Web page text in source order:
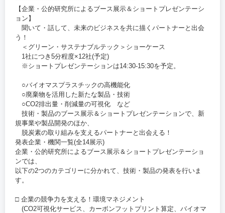
【企業・公的研究所によるブース展示＆ショートプレゼンテーシ
ョン】
聞いて・話して、未来のビジネスを共に描くパートナーと出会
う！
＜グリーン・サステナブルテック＞ショーケース
1社につき5分程度×12社(予定)
※ショートプレゼンテーションは14:30-15:30を予定。
○バイオマスプラスチックの高機能化
○廃棄物を活用した新たな製品・技術
○CO2排出量・削減量の可視化 など
技術・製品のブース展示＆ショートプレゼンテーションで、新
規事業や製品開発のほか、
脱炭素の取り組みを支えるパートナーと出会える！
発表企業・機関一覧(全14展示)
企業・公的研究所によるブース展示＆ショートプレゼンテーショ
ンでは、
以下の2つのカテゴリーに分かれて、技術・製品の発表を行いま
す。
□ 企業の競争力を支える！環境マネジメント
(CO2可視化サービス、カーボンフットプリント算定、バイオマ